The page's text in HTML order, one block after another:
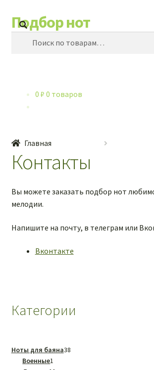
Перейти
к
навигации
Перейти
к
содержимому
Подбор нот
Поиск
Обучение игре на баяне
0 ₽ 0 товаров
Главная
Контакты
Вы можете заказать подбор нот
мелодии.
Напишите на почту, в телеграм или
Вконтакте
Категории
Ноты для баяна3838
Военные1